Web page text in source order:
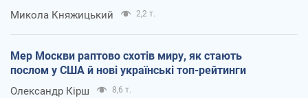
Микола Княжицький 2,2 т.
Мер Москви раптово схотів миру, як стають
послом у США й нові українські топ-рейтинги
Олександр Кірш 8,6 т.